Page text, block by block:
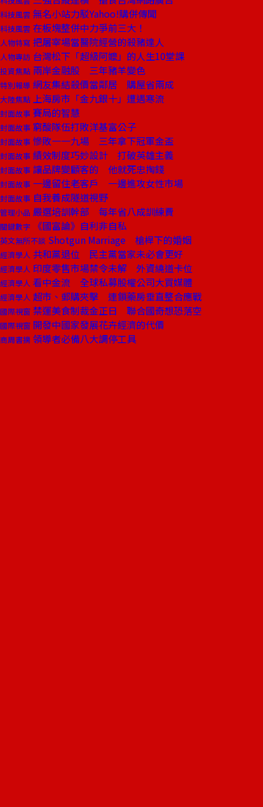
科技風雲 無名小站力駁Yahoo!購併傳聞
科技風雲 在板塊整併中力爭前三大！
人物特寫 把屠宰場當醫院經營的殺豬達人
人物專訪 台灣松下「超級阿嬤」的人生10堂課
投資焦點 兩岸金融股 三年豬羊變色
特別報導 網友集結殺價當鄰居 購屋省兩成
大陸焦點 上海房市「金九銀十」遭遇寒流
封面故事 賽局的智慧
封面故事 窮酸隊伍打敗洋基富公子
封面故事 慘敗一一九場 三年拿下冠軍金盃
封面故事 績效制度巧妙設計 打破英雄主義
封面故事 讓品牌變顧客的 他就死忠掏錢
封面故事 一邊留住老客戶 一邊進攻女性市場
封面故事 自我養成隧道視野
管理小品 嚴選培訓幹部 每年省八成訓練費
關鍵數字 《國富論》自利非自私
英文無所不談 Shotgun Marriage 槍桿下的婚姻
經濟學人 共和黨退位 民主黨當家未必會更好
經濟學人 印度零售市場禁令未解 外資繞道卡位
經濟學人 看中金流 全球私募股權公司大買媒體
經濟學人 超市、郵購夾擊 連鎖藥房垂直整合應戰
國際視窗 禁運美食制裁金正日 聯合國奇想恐落空
國際視窗 開發中國家發展花卉經濟的代價
商周書摘 領導者必備八大調停工具